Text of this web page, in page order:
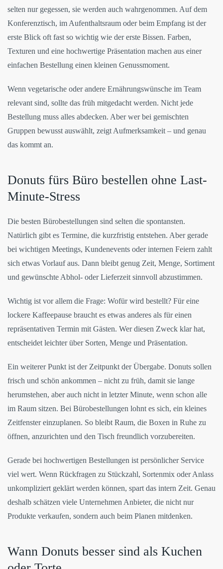
selten nur gegessen, sie werden auch wahrgenommen. Auf dem
Konferenztisch, im Aufenthaltsraum oder beim Empfang ist der
erste Blick oft fast so wichtig wie der erste Bissen. Farben,
Texturen und eine hochwertige Präsentation machen aus einer
einfachen Bestellung einen kleinen Genussmoment.
Wenn vegetarische oder andere Ernährungswünsche im Team
relevant sind, sollte das früh mitgedacht werden. Nicht jede
Bestellung muss alles abdecken. Aber wer bei gemischten
Gruppen bewusst auswählt, zeigt Aufmerksamkeit – und genau
das kommt an.
Donuts fürs Büro bestellen ohne Last-
Minute-Stress
Die besten Bürobestellungen sind selten die spontansten.
Natürlich gibt es Termine, die kurzfristig entstehen. Aber gerade
bei wichtigen Meetings, Kundenevents oder internen Feiern zahlt
sich etwas Vorlauf aus. Dann bleibt genug Zeit, Menge, Sortiment
und gewünschte Abhol- oder Lieferzeit sinnvoll abzustimmen.
Wichtig ist vor allem die Frage: Wofür wird bestellt? Für eine
lockere Kaffeepause braucht es etwas anderes als für einen
repräsentativen Termin mit Gästen. Wer diesen Zweck klar hat,
entscheidet leichter über Sorten, Menge und Präsentation.
Ein weiterer Punkt ist der Zeitpunkt der Übergabe. Donuts sollen
frisch und schön ankommen – nicht zu früh, damit sie lange
herumstehen, aber auch nicht in letzter Minute, wenn schon alle
im Raum sitzen. Bei Bürobestellungen lohnt es sich, ein kleines
Zeitfenster einzuplanen. So bleibt Raum, die Boxen in Ruhe zu
öffnen, anzurichten und den Tisch freundlich vorzubereiten.
Gerade bei hochwertigen Bestellungen ist persönlicher Service
viel wert. Wenn Rückfragen zu Stückzahl, Sortenmix oder Anlass
unkompliziert geklärt werden können, spart das intern Zeit. Genau
deshalb schätzen viele Unternehmen Anbieter, die nicht nur
Produkte verkaufen, sondern auch beim Planen mitdenken.
Wann Donuts besser sind als Kuchen